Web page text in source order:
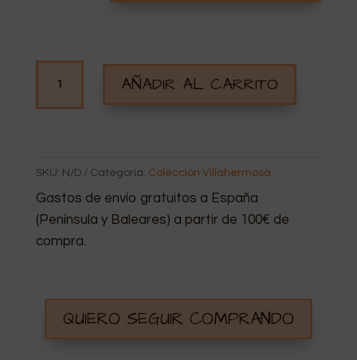
PERSONALIZADA
VILLAHERMOSA
CANTIDAD
AÑADIR AL CARRITO
SKU: N/D Categoría: Colección Villahermosa
Gastos de envío gratuitos a España
(Península y Baleares) a partir de 100€ de
compra.
QUIERO SEGUIR COMPRANDO